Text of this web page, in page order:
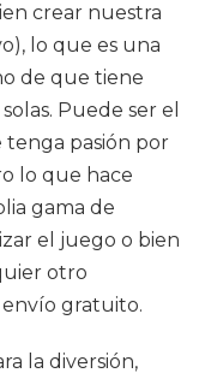
crear nuestra
lo que es una
de que tiene
Puede ser el
tenga pasión por
lo que hace
gama de
el juego o bien
otro
envío gratuito.
la diversión,